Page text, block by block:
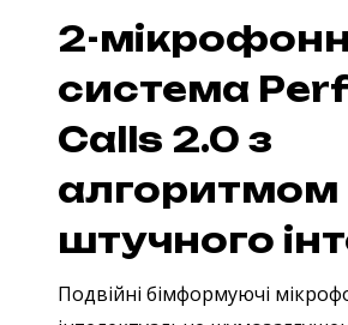
2-
система
Calls 2.0 з
алгоритмом
штучного
Подвійні бімформуючі